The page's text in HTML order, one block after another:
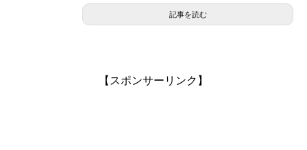
記事を読む
【スポンサーリンク】